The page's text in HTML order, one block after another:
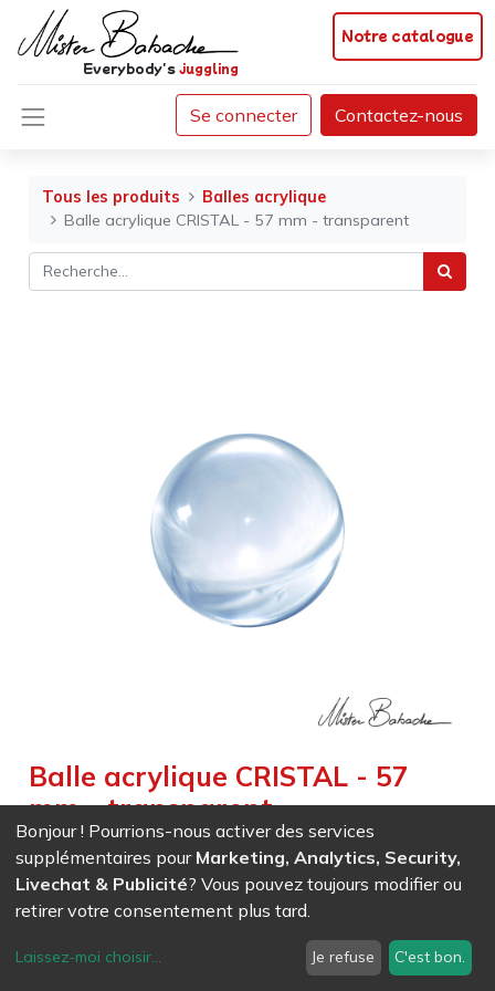
Notre catalogue
Everybody'sjuggling
Se connecter Contactez-nous
Tous les produits
Balles acrylique
Balle acrylique CRISTAL - 57 mm - transparent
Balle acrylique CRISTAL - 57
mm - transparent
Weight : 0,120kg| Diameter : 5,700cm|Size :5,700
Effet magnifique de transparence pour le jonglage contact
EAN7611847004125 0412)
Bonjour ! Pourrions-nous activer des services
supplémentaires pour Marketing, Analytics, Security,
Livechat & Publicité? Vous pouvez toujours modifier ou
retirer votre consentement plus tard.
Laissez-moi choisir... Je refuse C'est bon.